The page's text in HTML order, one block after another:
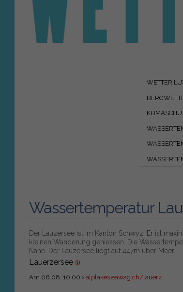
WETTER
Wassertemperatur
Der Lauzersee ist im Kanton Schwyz. Er ist
kleinen Wanderung geniessen. Die
Nähe. Der Lauzersee liegt auf 447m über Meer.
Lauerzersee (i)
Am 06.08. 10:00 ›alplakes.eawag.ch/lauerz